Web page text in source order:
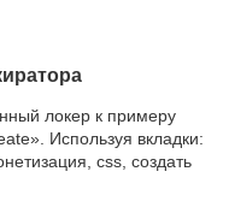
локер к примеру
Используя вкладки:
css, создать